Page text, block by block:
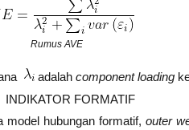
Rumus AVE
adalah component loading
INDIKATOR FORMATIF
model hubungan formatif,outer